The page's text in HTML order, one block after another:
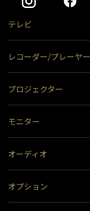
テレビ
レコーダー/プレーヤー
プロジェクター
モニター
オーディオ
オプション